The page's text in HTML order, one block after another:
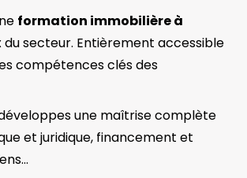
formation immobilière à
secteur. Entièrement accessible
compétences clés des
une maîtrise complète
et juridique, financement et